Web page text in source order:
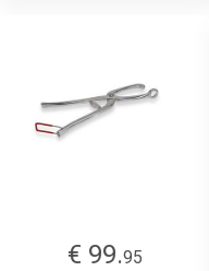
€ 99.95